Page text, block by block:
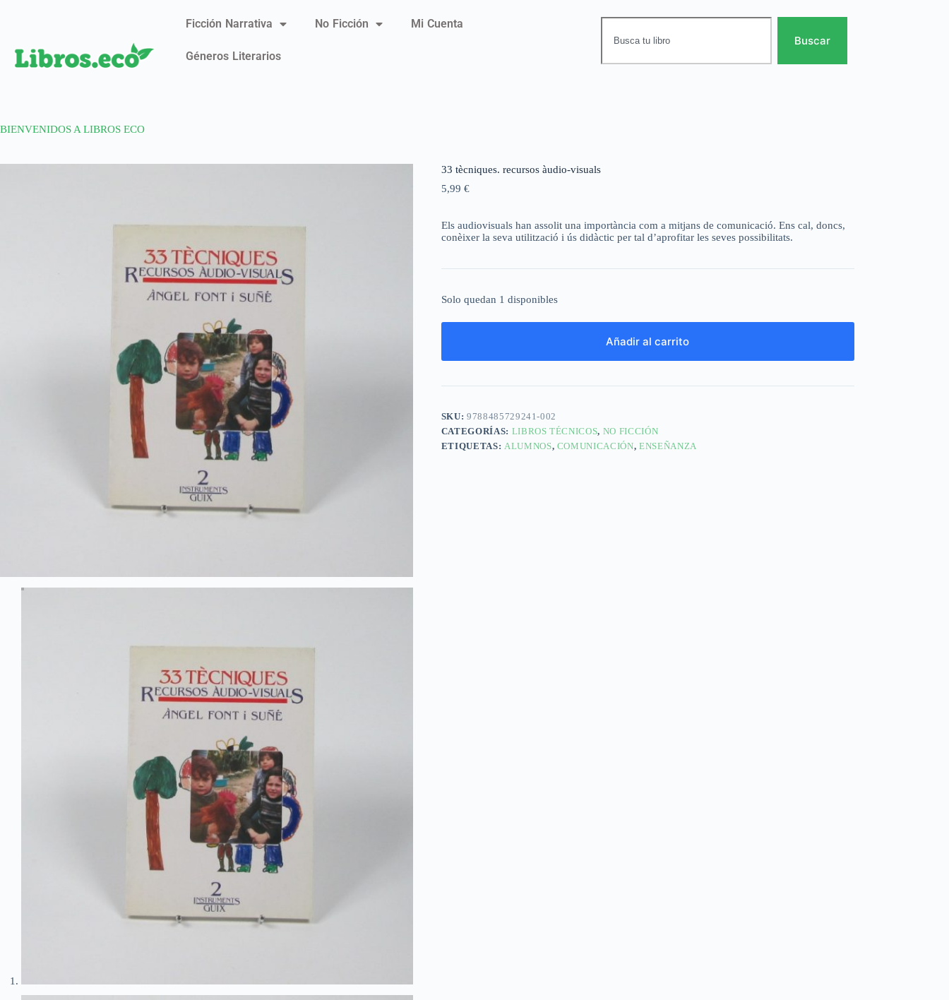
Ficción Narrativa No Ficción Mi Cuenta
Géneros Literarios
Buscar
BIENVENIDOS A LIBROS ECO
33 tècniques. recursos àudio-visuals
5,99 €
Els audiovisuals han assolit una importància com a mitjans de comunicació. Ens cal, doncs,
conèixer la seva utilització i ús didàctic per tal d’aprofitar les seves possibilitats.
Solo quedan 1 disponibles
Añadir al carrito
SKU:9788485729241-002
CATEGORÍAS: LIBROS TÉCNICOS, NO FICCIÓN
ETIQUETAS: ALUMNOS, COMUNICACIÓN, ENSEÑANZA